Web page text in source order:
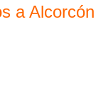
a Alcorcón